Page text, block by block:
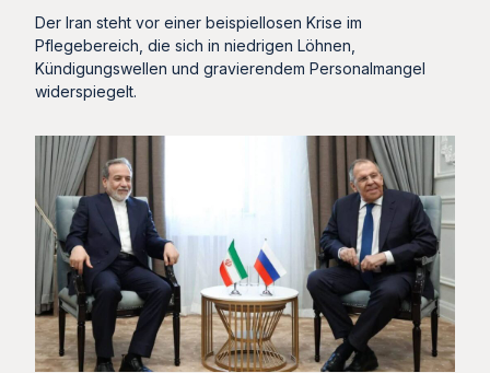
Der Iran steht vor einer beispiellosen Krise im
Pflegebereich, die sich in niedrigen Löhnen,
Kündigungswellen und gravierendem Personalmangel
widerspiegelt.